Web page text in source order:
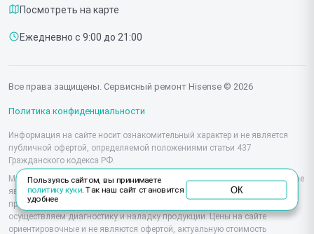
Диагностика
Контакты
Проекторов
Посмотреть на карте
Ежедневно с 9:00 до 21:00
Все права защищены. Сервисный ремонт Hisense © 2026
Политика конфиденциальности
Информация на сайте носит ознакомительный характер и не является
публичной офертой, определяемой положениями статьи 437
Гражданского кодекса РФ.
Мы специализируемся на обслуживании и ремонте техники Hisense, но не
являемся их официальным представителем. Предоставляем
профессиональные услуги после истечения гарантии, а также
осуществляем диагностику и наладку продукции. Цены на сайте
ориентировочные и не являются офертой, актуальную стоимость
Пользуясь сайтом, вы принимаете
политику куки. Так наш сайт становится
удобнее
ОК